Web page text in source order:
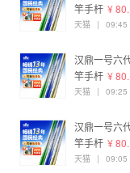
竿手杆 ¥
天猫 | 09:45
汉鼎一号六
竿手杆 ¥
天猫 | 09:25
汉鼎一号六
竿手杆 ¥
天猫 | 09:05